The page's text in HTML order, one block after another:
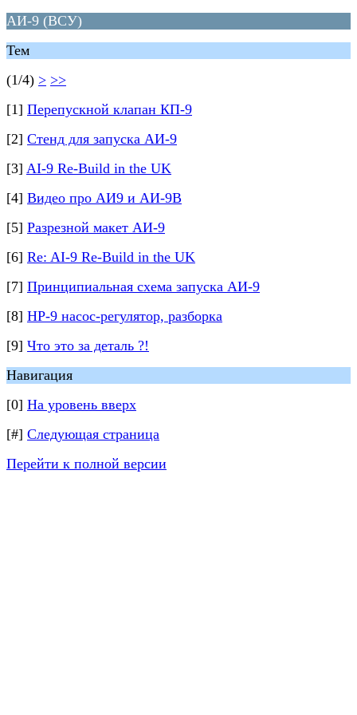
АИ-9 (ВСУ)
Тем
(1/4) > >>
[1] Перепускной клапан КП-9
[2] Стенд для запуска АИ-9
[3] AI-9 Re-Build in the UK
[4] Видео про АИ9 и АИ-9В
[5] Разрезной макет АИ-9
[6] Re: AI-9 Re-Build in the UK
[7] Принципиальная схема запуска АИ-9
[8] НР-9 насос-регулятор, разборка
[9] Что это за деталь ?!
Навигация
[0] На уровень вверх
[#] Следующая страница
Перейти к полной версии